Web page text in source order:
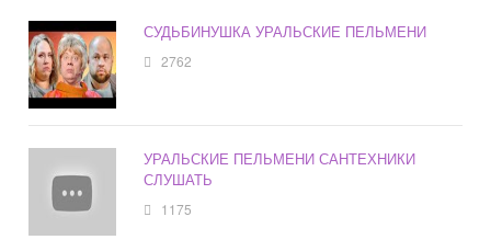
СУДЬБИНУШКА УРАЛЬСКИЕ ПЕЛЬМЕНИ
2762
УРАЛЬСКИЕ ПЕЛЬМЕНИ САНТЕХНИКИ
СЛУШАТЬ
1175